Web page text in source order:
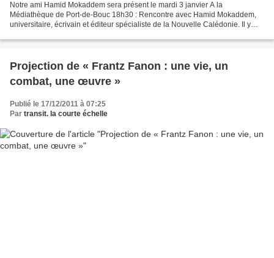
Notre ami Hamid Mokaddem sera présent le mardi 3 janvier A la
Médiathèque de Port-de-Bouc 18h30 : Rencontre avec Hamid Mokaddem,
universitaire, écrivain et éditeur spécialiste de la Nouvelle Calédonie. Il y
Projection de « Frantz Fanon : une vie, un
combat, une œuvre »
Publié le 17/12/2011 à 07:25
Par transit. la courte échelle